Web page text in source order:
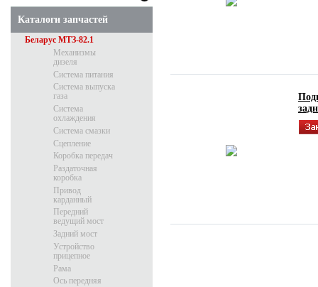
Каталоги запчастей
Беларус МТЗ-82.1
Механизмы
дизеля
Система питания
Система выпуска
газа
Система
охлаждения
Система смазки
Сцепление
Коробка передач
Раздаточная
коробка
Привод
карданный
Передний
ведущий мост
Задний мост
Устройство
прицепное
Рама
Ось передняя